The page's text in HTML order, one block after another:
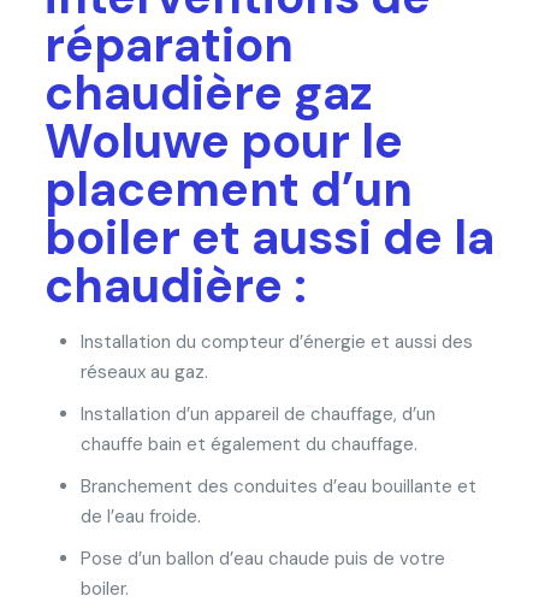
réparation
chaudière gaz
Woluwe pour le
placement d’un
boiler et aussi de la
chaudière :
Installation du compteur d’énergie et aussi des
réseaux au gaz.
Installation d’un appareil de chauffage, d’un
chauffe bain et également du chauffage.
Branchement des conduites d’eau bouillante et
de l’eau froide.
Pose d’un ballon d’eau chaude puis de votre
boiler.